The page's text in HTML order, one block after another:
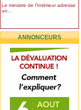
Le ministre de l’Intérieur adresse
un...
ANNONCEURS